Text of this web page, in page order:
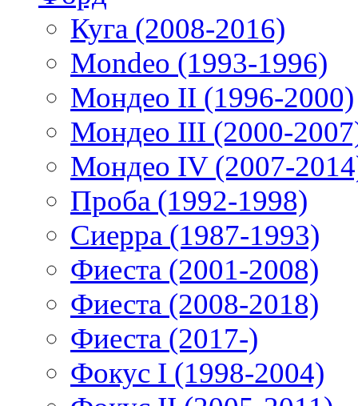
Куга (2008-2016)
Mondeo (1993-1996)
Мондео II (1996-2000)
Мондео III (2000-
Мондео IV (2007-
Проба (1992-1998)
Сиерра (1987-1993)
Фиеста (2001-2008)
Фиеста (2008-2018)
Фиеста (2017-)
Фокус I (1998-2004)